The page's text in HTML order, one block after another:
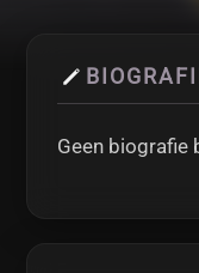
Geen biografie